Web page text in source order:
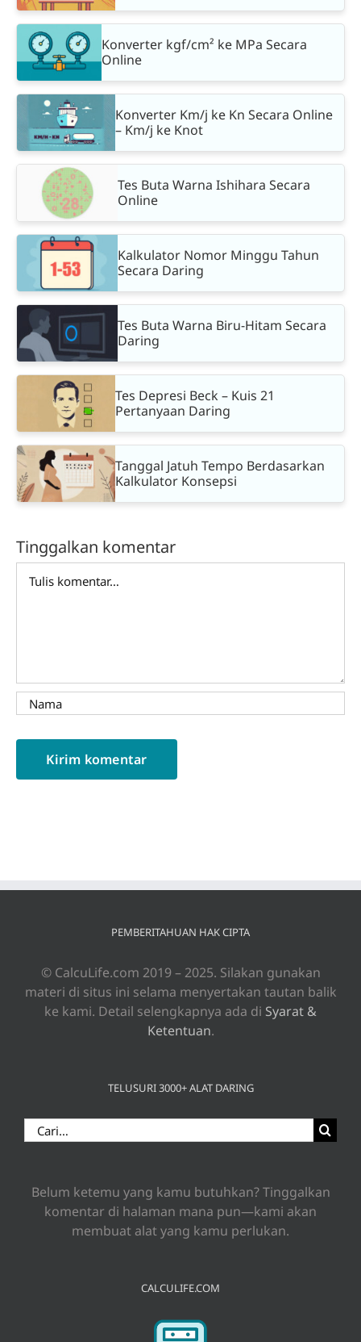
Konverter kgf/cm² ke MPa Secara
Online
Konverter Km/j ke Kn Secara Online
– Km/j ke Knot
Tes Buta Warna Ishihara Secara
Online
Kalkulator Nomor Minggu Tahun
Secara Daring
Tes Buta Warna Biru-Hitam Secara
Daring
Tes Depresi Beck – Kuis 21
Pertanyaan Daring
Tanggal Jatuh Tempo Berdasarkan
Kalkulator Konsepsi
Tinggalkan komentar
PEMBERITAHUAN HAK CIPTA
© CalcuLife.com 2019 – 2025. Silakan gunakan
materi di situs ini selama menyertakan tautan balik
ke kami. Detail selengkapnya ada di Syarat &
Ketentuan.
TELUSURI 3000+ ALAT DARING
Search
for:
Belum ketemu yang kamu butuhkan? Tinggalkan
komentar di halaman mana pun—kami akan
membuat alat yang kamu perlukan.
CALCULIFE.COM